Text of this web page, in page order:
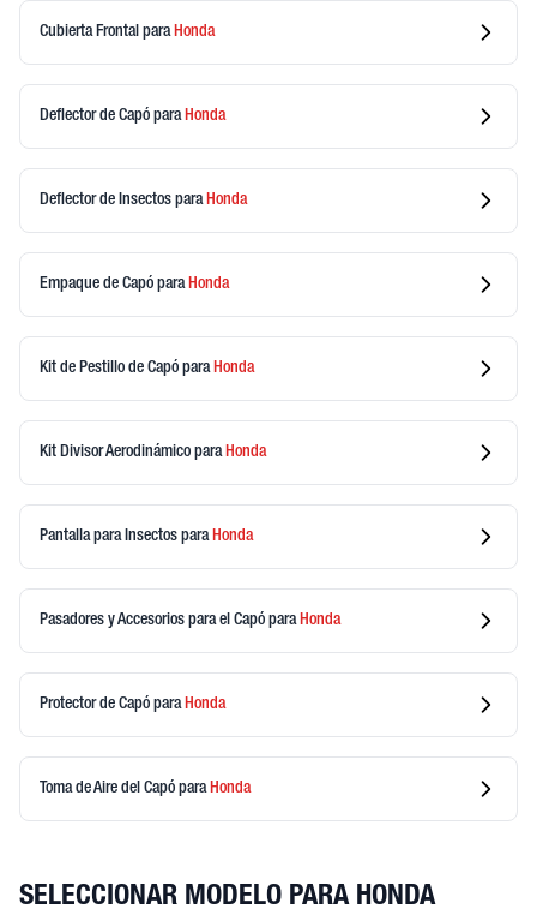
Cubierta Frontal para Honda
Deflector de Capó para Honda
Deflector de Insectos para Honda
Empaque de Capó para Honda
Kit de Pestillo de Capó para Honda
Kit Divisor Aerodinámico para Honda
Pantalla para Insectos para Honda
Pasadores y Accesorios para el Capó para Honda
Protector de Capó para Honda
Toma de Aire del Capó para Honda
SELECCIONAR MODELO PARA HONDA